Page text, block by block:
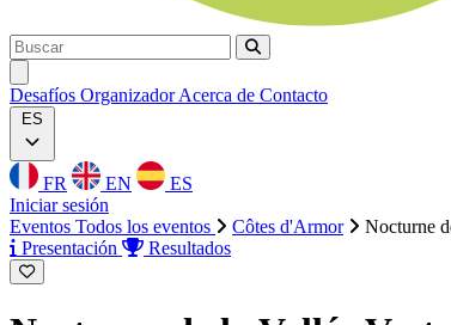
Buscar
Buscar
Desafíos OrganizadorAcerca de Contacto
ES
FR EN
ES
Iniciar sesión
Eventos Todos los eventos Côtes d'Armor
Nocturne
Presentación
Resultados